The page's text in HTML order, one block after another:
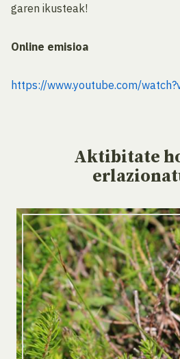
garen ikusteak!
Online emisioa
https://www.youtube.com/
Aktibitate